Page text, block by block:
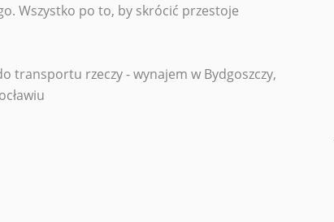
Wszystko po to, by skrócić przestoje